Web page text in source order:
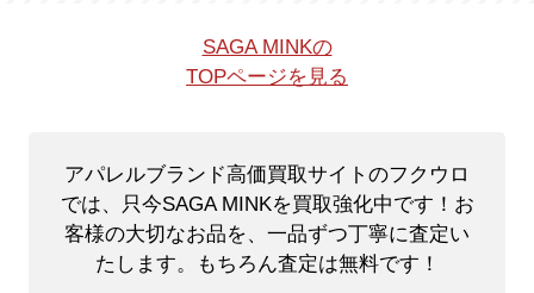
SAGA MINKの
TOPページを見る
アパレルブランド高価買取サイトのフクウロ
では、只今SAGA MINKを買取強化中です！ お
客様の大切なお品を、一品ずつ丁寧に査定い
たします。もちろん査定は無料です！